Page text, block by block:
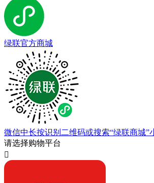
绿联官方商城
微信中长按识别二维码或搜索“绿联商城”
请选择购物平台
